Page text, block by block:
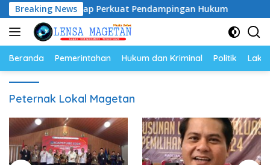
Langsung
ke
konten
Breaking News
Siap Perkuat Pendampingan Hukum
Beranda Pemerintahan Hukum dan Kriminal Politik
Peternak Lokal Magetan